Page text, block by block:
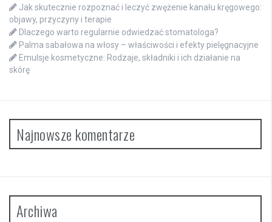
Jak skutecznie rozpoznać i leczyć zwężenie kanału kręgowego:
objawy, przyczyny i terapie
Dlaczego warto regularnie odwiedzać stomatologa?
Palma sabałowa na włosy – właściwości i efekty pielęgnacyjne
Emulsje kosmetyczne: Rodzaje, składniki i ich działanie na
skórę
Najnowsze komentarze
Archiwa